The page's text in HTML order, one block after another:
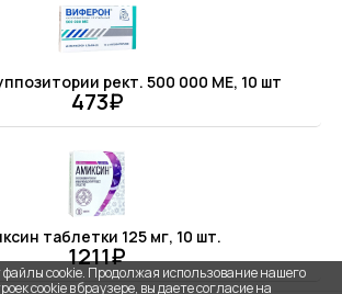
рект. 500 000 МЕ, 10 шт
473₽
таблетки 125 мг, 10 шт.
1211₽
cookie. Продолжая использование нашего
cookie в браузере, вы даете согласие на